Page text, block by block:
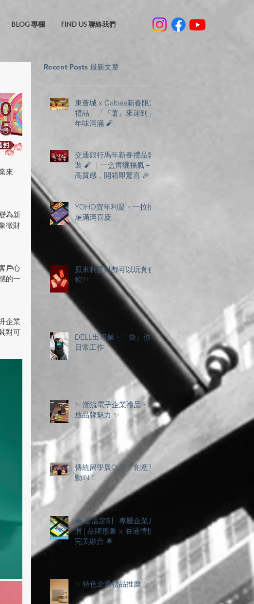
BLOG 專欄 FIND US 聯絡我們
來
為新
徵財
戶心
的一
企業
對可
Recent Posts 最新文章
東薈城 x Calbee新春限定
禮品｜「『薯』來運到」
年味滿滿 🧨
交通銀行馬年新春禮品套
裝 🧨 ｜一盒齊曬福氣＋
高質感，開箱即驚喜 🎉
YOHO賀年利是・一拉抽
屜滿滿喜慶
原來利是封都可以玩貪食
蛇?!
DELL出專業・「袋」你
日常工作
✨ 潮流電子企業禮品・釋
放品牌魅力 ✨
傳統留學展OUT！創意互
動IN！
💼 靈活定制 · 專屬企業月
曆 | 品牌形象 × 香港情懷
完美融合 🌟
✨ 特色企業禮品推薦 ✨